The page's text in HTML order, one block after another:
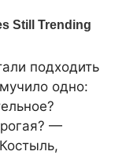
подходить
одно:
—